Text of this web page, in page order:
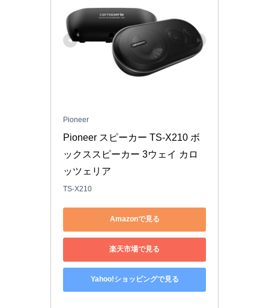
Pioneer
Pioneer スピーカー TS-X210 ボ
ックススピーカー 3ウェイ カロ
ッツェリア
TS-X210
Amazonで見る
楽天市場で見る
Yahoo!ショッピングで見る